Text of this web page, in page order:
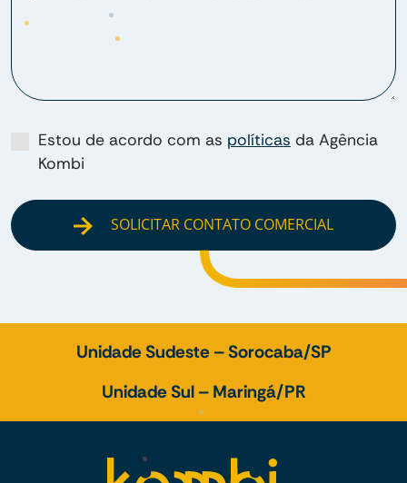
Estou de acordo com as políticas da Agência
Kombi
SOLICITAR CONTATO COMERCIAL
Unidade Sudeste – Sorocaba/SP
Unidade Sul – Maringá/PR